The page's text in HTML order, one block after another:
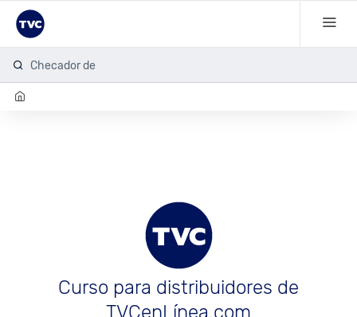
Checador de h
Curso para distribuidores de
TVCenLínea.com